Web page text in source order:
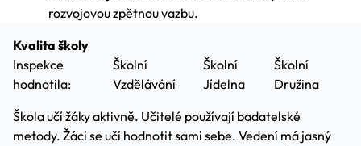
rozvojovou zpětnou vazbu.
Kvalita školy
Inspekce
hodnotila:
Školní
Vzdělávání
Školní
Jídelna
Školní
Družina
Škola učí žáky aktivně. Učitelé používají badatelské
metody. Žáci se učí hodnotit sami sebe. Vedení má jasný